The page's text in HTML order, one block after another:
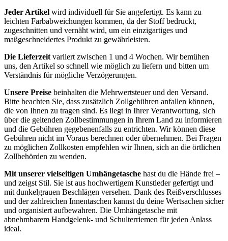
Jeder Artikel wird individuell für Sie angefertigt. Es kann zu
leichten Farbabweichungen kommen, da der Stoff bedruckt,
zugeschnitten und vernäht wird, um ein einzigartiges und
maßgeschneidertes Produkt zu gewährleisten.
Die Lieferzeit variiert zwischen 1 und 4 Wochen. Wir bemühen
uns, den Artikel so schnell wie möglich zu liefern und bitten um
Verständnis für mögliche Verzögerungen.
Unsere Preise beinhalten die Mehrwertsteuer und den Versand.
Bitte beachten Sie, dass zusätzlich Zollgebühren anfallen können,
die von Ihnen zu tragen sind. Es liegt in Ihrer Verantwortung, sich
über die geltenden Zollbestimmungen in Ihrem Land zu informieren
und die Gebühren gegebenenfalls zu entrichten. Wir können diese
Gebühren nicht im Voraus berechnen oder übernehmen. Bei Fragen
zu möglichen Zollkosten empfehlen wir Ihnen, sich an die örtlichen
Zollbehörden zu wenden.
Mit unserer vielseitigen Umhängetasche hast du die Hände frei –
und zeigst Stil. Sie ist aus hochwertigem Kunstleder gefertigt und
mit dunkelgrauen Beschlägen versehen. Dank des Reißverschlusses
und der zahlreichen Innentaschen kannst du deine Wertsachen sicher
und organisiert aufbewahren. Die Umhängetasche mit
abnehmbarem Handgelenk- und Schulterriemen für jeden Anlass
ideal.